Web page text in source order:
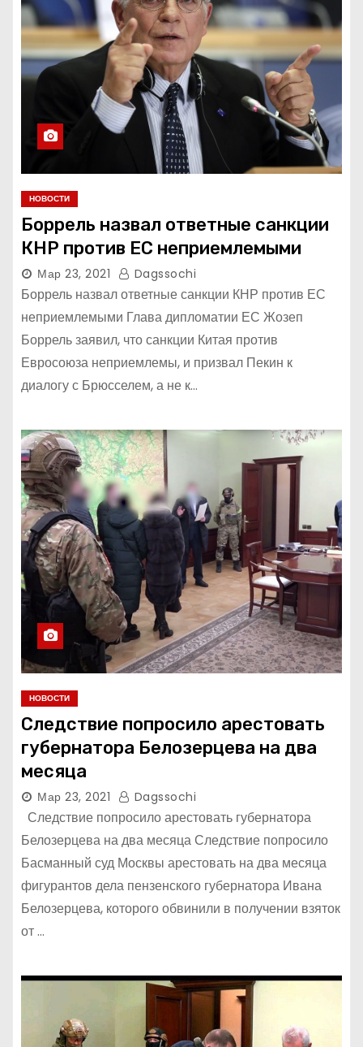
НОВОСТИ
Боррель назвал ответные санкции
КНР против ЕС неприемлемыми
Мар 23, 2021 Dagssochi
Боррель назвал ответные санкции КНР против ЕС
неприемлемыми Глава дипломатии ЕС Жозеп
Боррель заявил, что санкции Китая против
Евросоюза неприемлемы, и призвал Пекин к
диалогу с Брюсселем, а не к…
НОВОСТИ
Следствие попросило арестовать
губернатора Белозерцева на два
месяца
Мар 23, 2021 Dagssochi
Следствие попросило арестовать губернатора
Белозерцева на два месяца Следствие попросило
Басманный суд Москвы арестовать на два месяца
фигурантов дела пензенского губернатора Ивана
Белозерцева, которого обвинили в получении взяток
от …